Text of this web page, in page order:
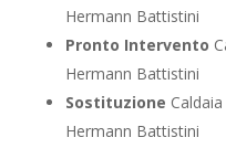
Hermann Battistini
Pronto Intervento
Hermann Battistini
Sostituzione
Hermann Battistini